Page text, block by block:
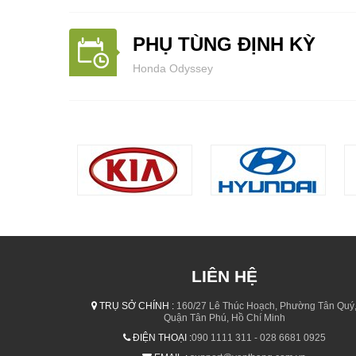
PHỤ TÙNG ĐỊNH KỲ
Honda Odyssey
LIÊN HỆ
TRỤ SỞ CHÍNH : 160/27 Lê Thúc Hoạch, Phường Tân Quý,
Quận Tân Phú, Hồ Chí Minh
ĐIỆN THOẠI :090 1111 311 - 028 6681 0925